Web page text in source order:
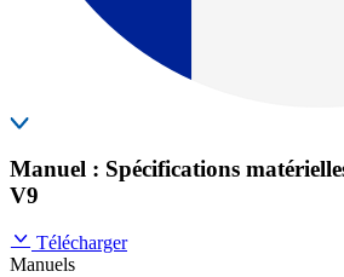
Manuel : Spécifications
V9
Télécharger
Manuels